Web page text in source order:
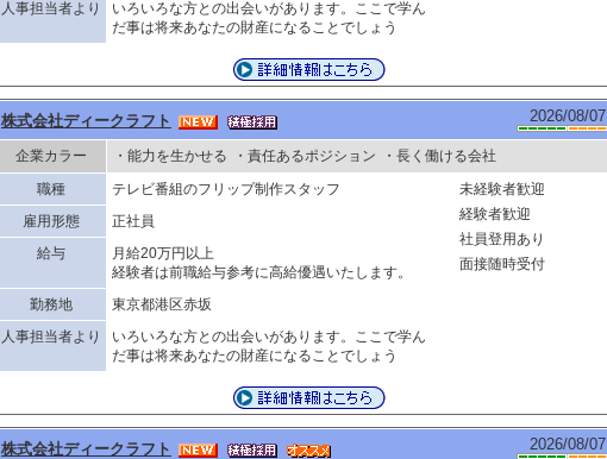
人事担当者より
いろいろな方との出会いがあります。ここで学ん
だ事は将来あなたの財産になることでしょう
株式会社ディークラフト 2026/08/07
企業カラー ・能力を生かせる ・責任あるポジション
・長く働ける会社
職種
テレビ番組のフリップ制作スタッフ
雇用形態
正社員
給与
月給20万円以上
経験者は前職給与参考に高給優遇いたします。
勤務地
東京都港区赤坂
人事担当者より
いろいろな方との出会いがあります。ここで学ん
だ事は将来あなたの財産になることでしょう
未経験者歓迎
経験者歓迎
社員登用あり
面接随時受付
株式会社ディークラフト 2026/08/07